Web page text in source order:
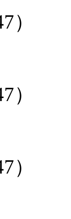
）
）